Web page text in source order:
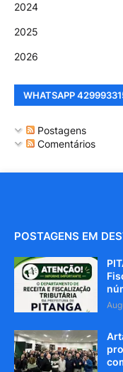
2024
2025
2026
WHATSAPP
Postagens
Comentários
POSTAGENS EM